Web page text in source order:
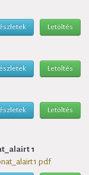
Letöltés
Letöltés
Letöltés
1
1.pdf